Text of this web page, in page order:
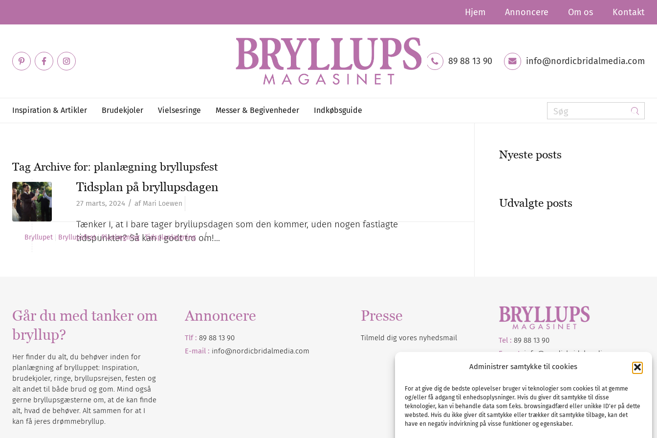
Administrer samtykke til cookies
For at give dig de bedste oplevelser bruger vi teknologier som cookies til at gemme
og/eller få adgang til enhedsoplysninger. Hvis du giver dit samtykke til disse
teknologier, kan vi behandle data som f.eks. browsingadfærd eller unikke ID'er på dette
websted. Hvis du ikke giver dit samtykke eller trækker dit samtykke tilbage, kan det
have en negativ indvirkning på visse funktioner og egenskaber.
Hjem Annoncere Om os Kontakt
89 88 13 90 info@nordicbridalmedia.com
Inspiration & Artikler Brudekjoler Vielsesringe Messer & Begivenheder Indkøbsguide
Tag Archive for: planlægning bryllupsfest
Tidsplan på bryllupsdagen
27 marts, 2024 / af Mari Loewen
Tænker I, at I bare tager bryllupsdagen som den kommer, uden nogen fastlagte
tidspunkter? Så kan I godt tro om!…
Bryllupet Bryllupsfest Planlægning Tidsplanlægning /
Nyeste posts
Udvalgte posts
Går du med tanker om
bryllup?
Her finder du alt, du behøver inden for
planlægning af brylluppet: Inspiration,
brudekjoler, ringe, bryllupsrejsen, festen og
alt andet til både brud og gom. Mind også
gerne bryllupsgæsterne om, at de kan finde
alt, hvad de behøver. Alt sammen for at I
kan få jeres drømmebryllup.
Annoncere
Tlf : 89 88 13 90
E-mail : info@nordicbridalmedia.com
Presse
Tilmeld dig vores nyhedsmail Tel : 89 88 13 90
E-post: info@nordicbridalmedia.com
Nordic Bridal Media
Org.nr: DK34787271